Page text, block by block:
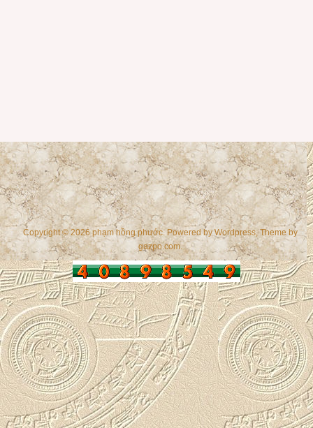
Copyright © 2026 phạm hồng phước. Powered byWordpress, Theme by
gazpo.com.